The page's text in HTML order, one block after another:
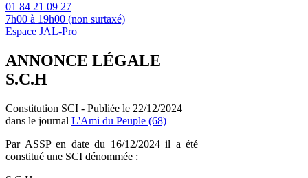
01 84 21 09 27
7h00 à 19h00 (non surtaxé)
Espace JAL-Pro
ANNONCE LÉGALE
S.C.H
Constitution SCI - Publiée le 22/12/2024
dans le journal L'Ami du Peuple (68)
Par ASSP en date du 16/12/2024 il a été
constitué une SCI dénommée :